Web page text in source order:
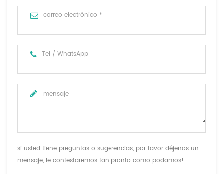
si usted tiene preguntas o sugerencias, por favor déjenos un
mensaje, le contestaremos tan pronto como podamos!